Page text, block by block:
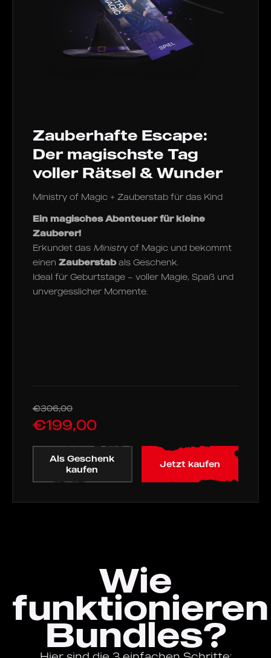
Zauberhafte Escape:
Der magischste Tag
voller Rätsel & Wunder
Ministry of Magic + Zauberstab für das Kind
Ein magisches Abenteuer für kleine
Zauberer!
Erkundet das Ministry of Magic und bekommt
einen Zauberstabals Geschenk.
Ideal für Geburtstage – voller Magie, Spaß und
unvergesslicher Momente.
€306,00
€199,00
Als Geschenk
kaufen
Jetzt kaufen
Wie
funktionieren
Bundles?